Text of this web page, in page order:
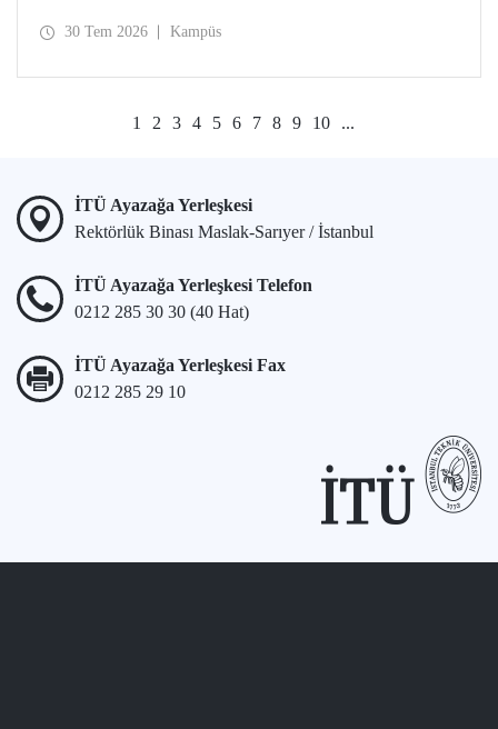
30 Tem 2026 Kampüs
1 2 3 4 5 6 7 8 9 10 ...
İTÜ Ayazağa Yerleşkesi
Rektörlük Binası Maslak-Sarıyer / İstanbul
İTÜ Ayazağa Yerleşkesi Telefon
0212 285 30 30 (40 Hat)
İTÜ Ayazağa Yerleşkesi Fax
0212 285 29 10